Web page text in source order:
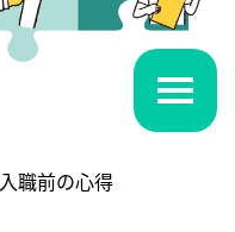
入職前の心得